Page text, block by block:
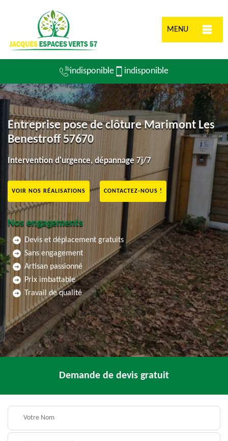
MENU
indisponible indisponible
Entreprise pose de clôture Marimont Les
Benestroff 57670
Intervention d'urgence, dépannage 7j/7
VOIR NOS RÉALISATIONS CONTACTEZ-NOUS !
Nos engagements
Devis et déplacement gratuits
Sans engagement
Artisan passionné
Prix imbattable
Travail de qualité
Demande de devis gratuit